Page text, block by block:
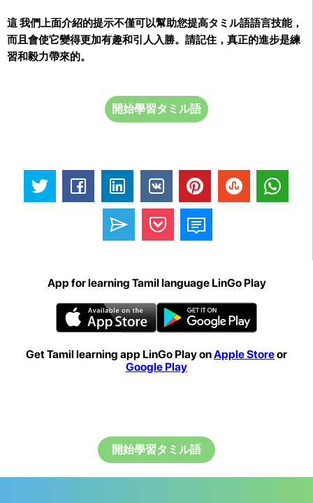
這 我們上面介紹的提示不僅可以幫助您提高タミル語語言技能，
而且會使它變得更加有趣和引人入勝。請記住，真正的進步是練
習和毅力帶來的。
開始學習タミル語
App for learning Tamil language LinGo Play
Get Tamil learning app LinGo Play onApple Storeor
Google Play
開始學習タミル語